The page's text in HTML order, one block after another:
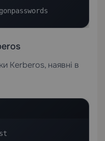
Kerberos, наявні в